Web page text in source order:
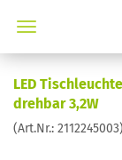
LED
drehbar 3,2W
(Art.Nr.: 2112245003)